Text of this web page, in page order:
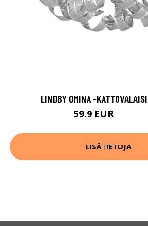
LINDBY OMINA -
59.9 EUR
LISÄTIETOJA